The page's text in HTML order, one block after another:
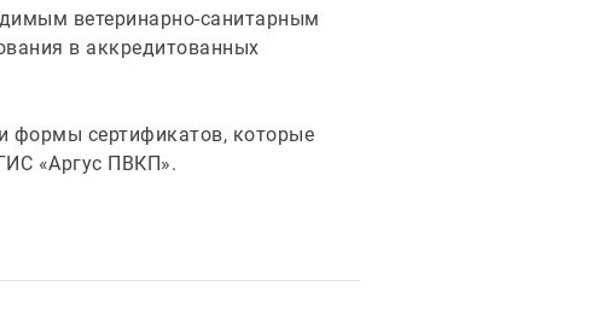
ветеринарно-санитарным
в аккредитованных
формы сертификатов, которые
«Аргус ПВКП».